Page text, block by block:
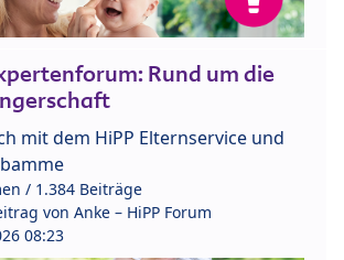
Rund um die
mit dem HiPP Elternservice und
/ 1.384 Beiträge
von Anke – HiPP Forum
08:23